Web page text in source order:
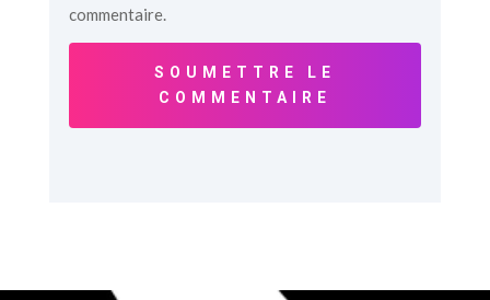
commentaire.
SOUMETTRE LE
COMMENTAIRE